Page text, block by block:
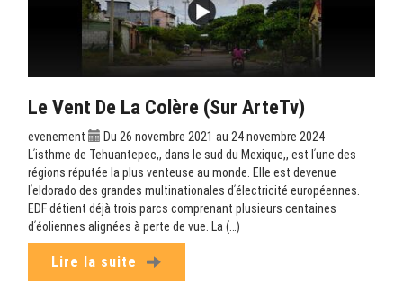
Le Vent De La Colère (sur ArteTv)
evenement
Du 26 novembre 2021 au 24 novembre 2024
Lʹisthme de Tehuantepec,, dans le sud du Mexique,, est lʹune des
régions réputée la plus venteuse au monde. Elle est devenue
lʹeldorado des grandes multinationales dʹélectricité européennes.
EDF détient déjà trois parcs comprenant plusieurs centaines
dʹéoliennes alignées à perte de vue. La (…)
Lire la suite